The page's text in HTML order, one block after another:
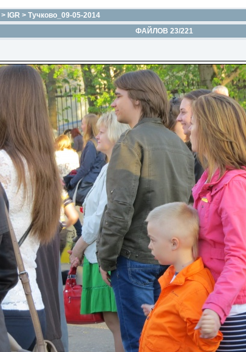
> IGR > Тучково_09-05-2014
ФАЙЛОВ 23/221